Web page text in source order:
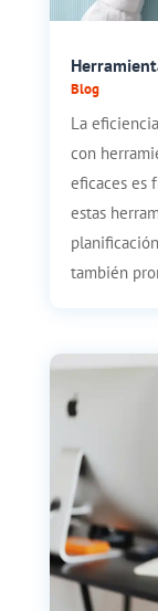
Blog
La
con
eficaces es
estas
también